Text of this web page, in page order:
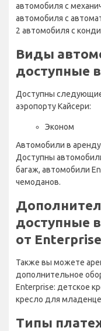
автомобиля с
автомобиля с
2 автомобиля с
Виды
доступные
Доступны
аэропорту Кайсери:
Эконом
Автомобили в аренду
Доступны
багаж, автомобили
чемоданов.
доступные
от Enterprise
Также вы можете
дополнительное
Enterprise: детское
кресло для
Типы